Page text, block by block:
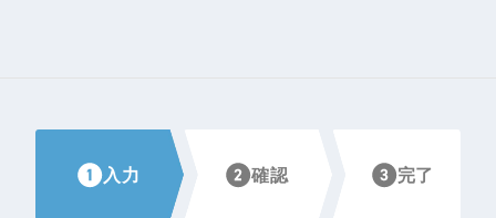
入力 確認 完了